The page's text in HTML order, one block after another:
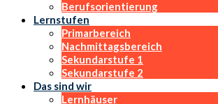
Berufsorientierung
Lernstufen
Primarbereich
Nachmittagsbereich
Sekundarstufe 1
Sekundarstufe 2
Das sind wir
Lernhäuser